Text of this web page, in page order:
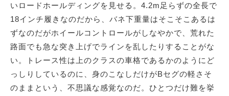
いロードホールディングを見せる。4.2m足らずの全長で
18インチ履きなのだから、バネ下重量はそこそこあるは
ずなのだがホイールコントロールがしなやかで、荒れた
路面でも急な突き上げでラインを乱したりすることがな
い。トレース性は上のクラスの車格であるかのようにど
っしりしているのに、身のこなしだけがBセグの軽さそ
のままという、不思議な感覚なのだ。ひとつだけ難を挙